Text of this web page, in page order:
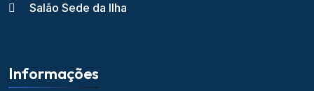
Salão Sede da Ilha
Informações